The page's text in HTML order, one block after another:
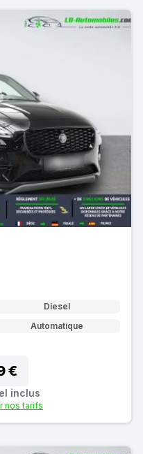
Diesel
Automatique
€
inclus
nos tarifs